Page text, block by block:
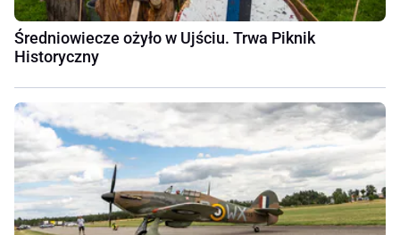
Średniowiecze ożyło w Ujściu. Trwa Piknik
Historyczny